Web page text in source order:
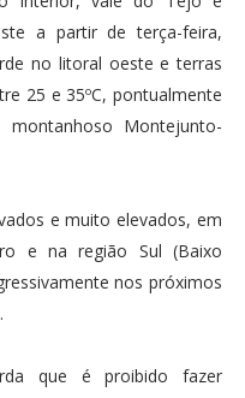
a partir de terça-feira,
no litoral oeste e terras
25 e 35ºC, pontualmente
Montejunto-
e muito elevados, em
e na região Sul (Baixo
nos próximos
que é proibido fazer